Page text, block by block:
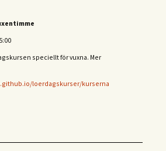
speciellt för vuxna. Mer
loerdagskurser/kurserna